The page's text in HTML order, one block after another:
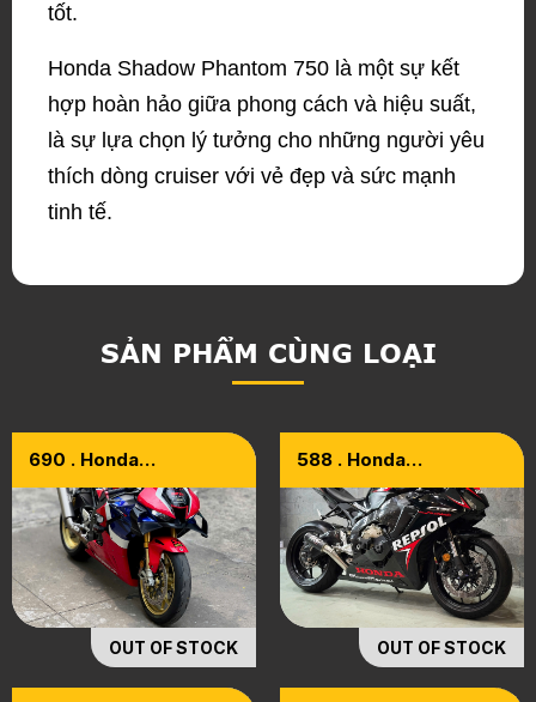
tốt.
Honda Shadow Phantom 750 là một sự kết
hợp hoàn hảo giữa phong cách và hiệu suất,
là sự lựa chọn lý tưởng cho những người yêu
thích dòng cruiser với vẻ đẹp và sức mạnh
tinh tế.
SẢN PHẨM CÙNG LOẠI
690 . Honda
Model 2020
OUT OF STOCK
588 . Honda
ABS Model 2020
OUT OF STOCK